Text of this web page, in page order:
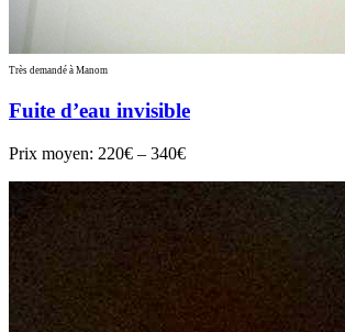
Très demandé à Manom
Fuite d’eau invisible
Prix moyen: 220€ – 340€